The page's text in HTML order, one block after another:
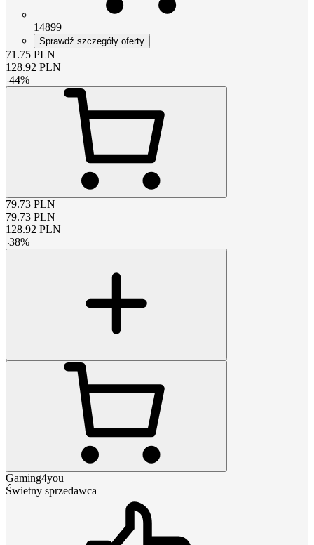
14899
Sprawdź szczegóły oferty
71.75 PLN
128.92 PLN
-44%
79.73 PLN
79.73 PLN
128.92 PLN
-38%
Gaming4you
Świetny sprzedawca